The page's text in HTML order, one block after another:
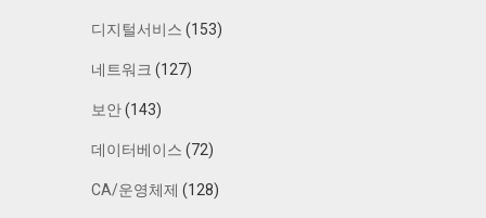
디지털서비스 (153)
네트워크 (127)
보안(143)
데이터베이스 (72)
CA/운영체제 (128)